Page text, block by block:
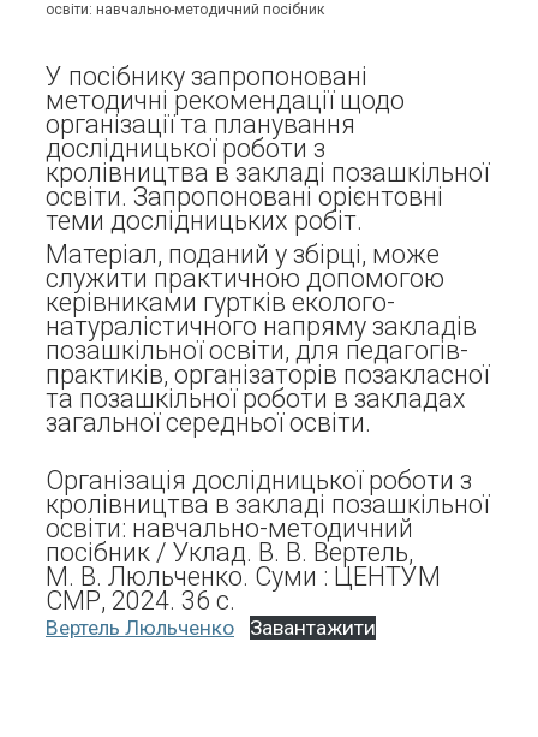
Атестація
Звернення громадян
освіти: навчально-методичний посібник
У посібнику запропоновані
методичні рекомендації щодо
організації та планування
дослідницької роботи з
кролівництва в закладі позашкільної
освіти. Запропоновані орієнтовні
теми дослідницьких робіт.
Матеріал, поданий у збірці, може
служити практичною допомогою
керівниками гуртків еколого-
натуралістичного напряму закладів
позашкільної освіти, для педагогів-
практиків, організаторів позакласної
та позашкільної роботи в закладах
загальної середньої освіти.
Організація дослідницької роботи з
кролівництва в закладі позашкільної
освіти: навчально-методичний
посібник / Уклад. В. В. Вертель,
М. В. Люльченко. Суми : ЦЕНТУМ
СМР, 2024. 36 с.
Вертель Люльченко Завантажити